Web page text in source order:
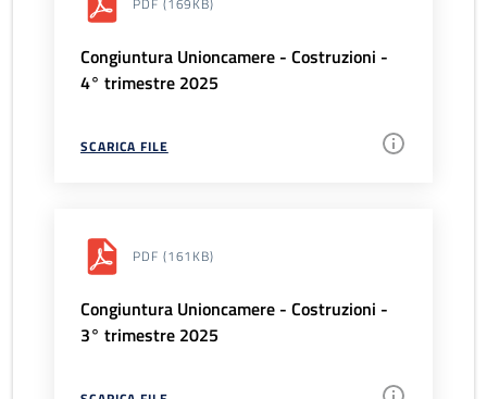
Congiuntura Unioncamere - Costruzioni -
4° trimestre 2025
SCARICA FILE
PDF (161KB)
Congiuntura Unioncamere - Costruzioni -
3° trimestre 2025